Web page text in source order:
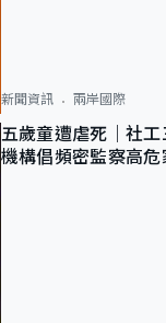
新聞資訊 兩岸國際
五歲童遭虐死｜社
機構倡頻密監察高